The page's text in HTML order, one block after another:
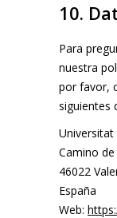
10.
Para
nuestra
por favor,
siguientes
Universitat
Camino
46022
España
Web: